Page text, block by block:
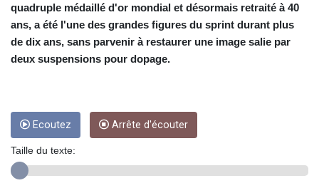
CRC 452.79721
CUC 1
CUP 26.5
ERN 15
ETB 161.161277
quadruple médaillé d'or mondial et désormais retraité à 40
ans, a été l'une des grandes figures du sprint durant plus
de dix ans, sans parvenir à restaurer une image salie par
deux suspensions pour dopage.
Ecoutez Arrête d'écouter
Taille du texte: